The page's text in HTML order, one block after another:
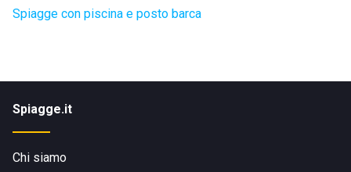
Spiagge con piscina e posto barca
Spiagge.it
Chi siamo